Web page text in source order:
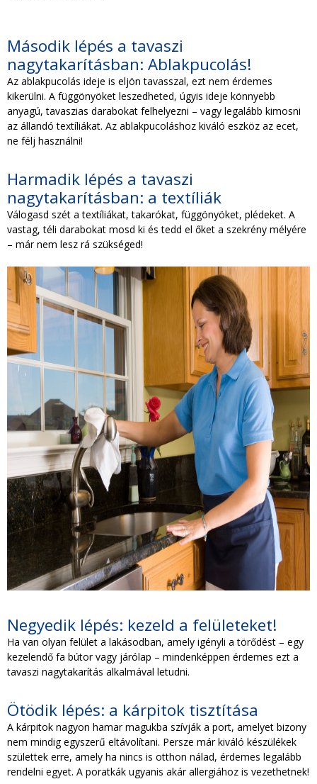
Második lépés a tavaszi
nagytakarításban: Ablakpucolás!
Az ablakpucolás ideje is eljön tavasszal, ezt nem érdemes
kikerülni. A függönyöket leszedheted, úgyis ideje könnyebb
anyagú, tavaszias darabokat felhelyezni – vagy legalább kimosni
az állandó textíliákat. Az ablakpucoláshoz kiváló eszköz az ecet,
ne félj használni!
Harmadik lépés a tavaszi
nagytakarításban: a textíliák
Válogasd szét a textíliákat, takarókat, függönyöket, plédeket. A
vastag, téli darabokat mosd ki és tedd el őket a szekrény mélyére
– már nem lesz rá szükséged!
Negyedik lépés: kezeld a felületeket!
Ha van olyan felület a lakásodban, amely igényli a törődést – egy
kezelendő fa bútor vagy járólap – mindenképpen érdemes ezt a
tavaszi nagytakarítás alkalmával letudni.
Ötödik lépés: a kárpitok tisztítása
A kárpitok nagyon hamar magukba szívják a port, amelyet bizony
nem mindig egyszerű eltávolítani. Persze már kiváló készülékek
születtek erre, amely ha nincs is otthon nálad, érdemes legalább
rendelni egyet. A poratkák ugyanis akár allergiához is vezethetnek!